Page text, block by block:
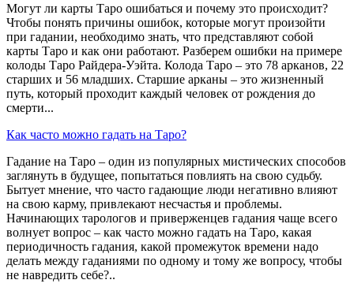
Могут ли карты Таро ошибаться и почему это происходит?
Чтобы понять причины ошибок, которые могут произойти
при гадании, необходимо знать, что представляют собой
карты Таро и как они работают. Разберем ошибки на примере
колоды Таро Райдера-Уэйта. Колода Таро – это 78 арканов, 22
старших и 56 младших. Старшие арканы – это жизненный
путь, который проходит каждый человек от рождения до
смерти...
Как часто можно гадать на Таро?
Гадание на Таро – один из популярных мистических способов
заглянуть в будущее, попытаться повлиять на свою судьбу.
Бытует мнение, что часто гадающие люди негативно влияют
на свою карму, привлекают несчастья и проблемы.
Начинающих тарологов и приверженцев гадания чаще всего
волнует вопрос – как часто можно гадать на Таро, какая
периодичность гадания, какой промежуток времени надо
делать между гаданиями по одному и тому же вопросу, чтобы
не навредить себе?..